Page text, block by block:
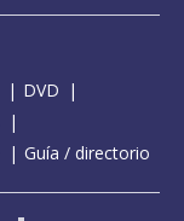
DVD
Guía / directorio